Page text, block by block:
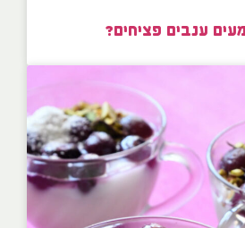
ענבים פציחים?